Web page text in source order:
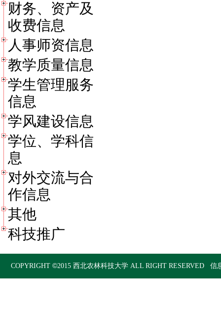
财务、资产及
收费信息
人事师资信息
教学质量信息
学生管理服务
信息
学风建设信息
学位、学科信
息
对外交流与合
作信息
其他
科技推广
COPYRIGHT©2015西北农林科技大学 ALL RIGHT RESERVED 信